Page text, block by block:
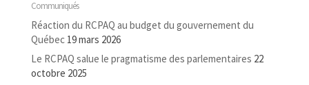
Communiqués
Réaction du RCPAQ au budget du gouvernement du
Québec 19 mars 2026
Le RCPAQ salue le pragmatisme des parlementaires 22
octobre 2025